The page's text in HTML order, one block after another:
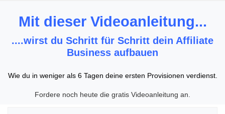
Mit dieser Videoanleitung...
....wirst du Schritt für Schritt dein Affiliate
Business aufbauen
Wie du in weniger als 6 Tagen deine ersten Provisionen verdienst.
Fordere noch heute die gratis Videoanleitung an.